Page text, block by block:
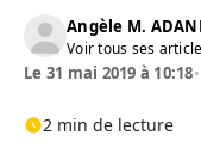
Angèle M.
Voir tous ses
Le 31 mai 2019 à 10:18•
2 min de lecture